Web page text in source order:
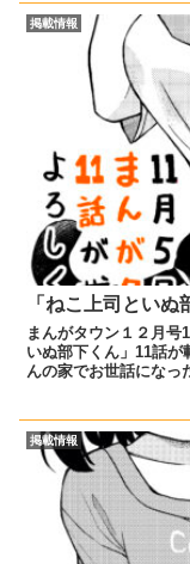
掲載情報
「ねこ上司とい
まんがタウン１２月号
いぬ部下くん」11話が
んの家でお世話になっ
掲載情報